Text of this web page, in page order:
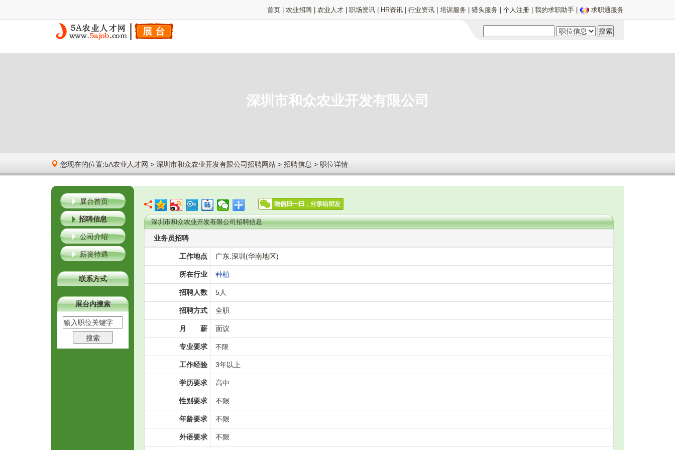
首页 农业招聘 农业人才 职场资讯 HR资讯 行业资讯 培训服务 猎头服务 个人注册 我的求职助手 求职通服务
深圳市和众农业开发有限公司
您现在的位置:5A农业人才网 > 深圳市和众农业开发有限公司招聘网站 > 招聘信息 > 职位详情
展台首页
招聘信息
公司介绍
薪资待遇
联系方式
展台内搜索
深圳市和众农业开发有限公司招聘信息
业务员招聘
工作地点 广东 .深圳(华南地区)
所在行业 种植
招聘人数 5人
招聘方式 全职
月 薪 面议
专业要求 不限
工作经验 3年以上
学历要求 高中
性别要求 不限
年龄要求 不限
外语要求 不限